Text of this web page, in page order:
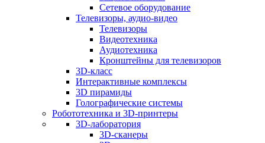
Сетевое оборудование
Телевизоры, аудио-видео
Телевизоры
Видеотехника
Аудиотехника
Кронштейны для телевизоров
3D-класс
Интерактивные комплексы
3D пирамиды
Голографические системы
Робототехника и 3D-принтеры
3D-лаборатория
3D-сканеры